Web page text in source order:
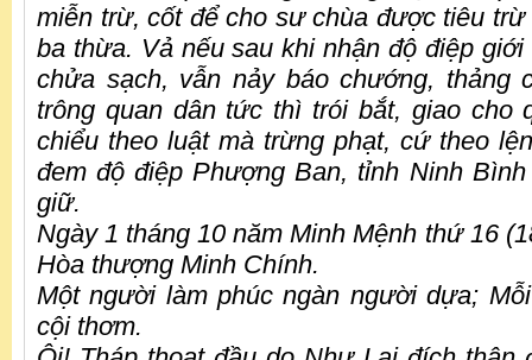
miễn trừ, cốt để cho sư chùa được tiêu trừ
ba thừa. Vả nếu sau khi nhận độ điệp
chửa sạch, vẫn nảy báo chướng, thảng
trông quan dân tức thì trói bắt, giao cho
chiểu theo luật mà trừng phạt, cứ theo
đem độ điệp Phượng Ban, tỉnh Ninh
giữ.
Ngày 1 tháng 10 năm Minh Mệnh thứ 16
Hòa thượng Minh Chính.
Một người làm phúc ngàn người dựa;
cội thơm.